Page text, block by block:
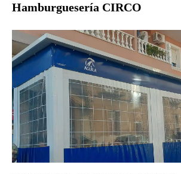
Hamburguesería CIRCO